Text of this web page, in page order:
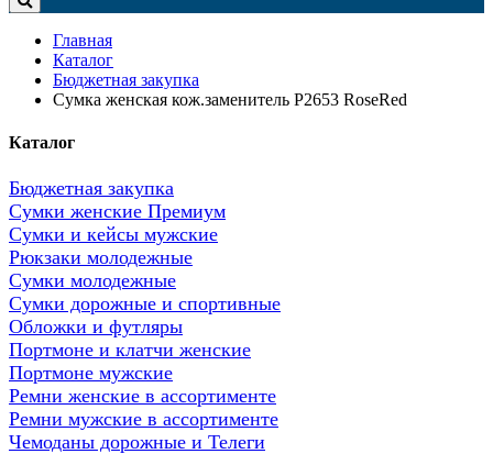
Главная
Каталог
Бюджетная закупка
Сумка женская кож.заменитель P2653 RoseRed
Каталог
Бюджетная закупка
Сумки женские Премиум
Сумки и кейсы мужские
Рюкзаки молодежные
Сумки молодежные
Сумки дорожные и спортивные
Обложки и футляры
Портмоне и клатчи женские
Портмоне мужские
Ремни женские в ассортименте
Ремни мужские в ассортименте
Чемоданы дорожные и Телеги